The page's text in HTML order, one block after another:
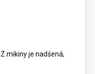
mikiny je nadšená,